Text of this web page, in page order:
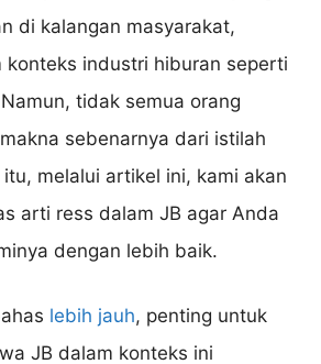
di kalangan masyarakat,
konteks industri hiburan seperti
tidak semua orang
sebenarnya dari istilah
melalui artikel ini, kami akan
arti ress dalam JB agar Anda
dengan lebih baik.
lebih jauh, penting untuk
JB dalam konteks ini